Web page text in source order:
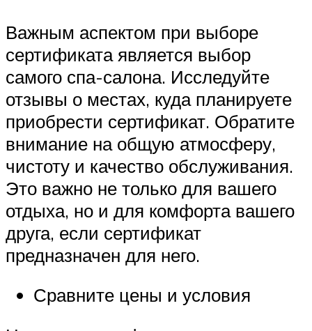
Важным аспектом при выборе
сертификата является выбор
самого спа-салона. Исследуйте
отзывы о местах, куда планируете
приобрести сертификат. Обратите
внимание на общую атмосферу,
чистоту и качество обслуживания.
Это важно не только для вашего
отдыха, но и для комфорта вашего
друга, если сертификат
предназначен для него.
Сравните цены и условия